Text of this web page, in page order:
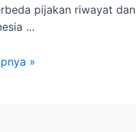
pijakan riwayat
…
»